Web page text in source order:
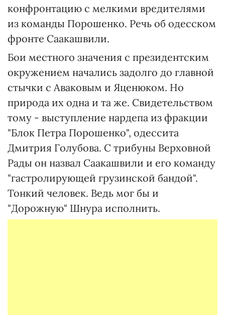
конфронтацию с мелкими вредителями
из команды Порошенко. Речь об одесском
фронте Саакашвили.
Бои местного значения с президентским
окружением начались задолго до главной
стычки с Аваковым и Яценюком. Но
природа их одна и та же. Свидетельством
тому - выступление нардепа из фракции
"Блок Петра Порошенко", одессита
Дмитрия Голубова. С трибуны Верховной
Рады он назвал Саакашвили и его команду
"гастролирующей грузинской бандой".
Тонкий человек. Ведь мог бы и
"Дорожную" Шнура исполнить.